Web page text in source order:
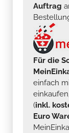
Auftrag
Für die
einfach
(inkl.
Euro